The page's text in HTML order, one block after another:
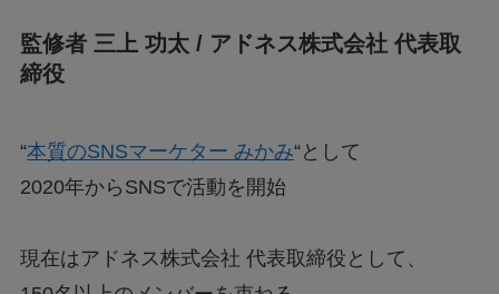
監修者 三上 功太 / アドネス株式会社 代表取
締役
“本質のSNSマーケター みかみ“として
2020年からSNSで活動を開始
現在はアドネス株式会社 代表取締役として、